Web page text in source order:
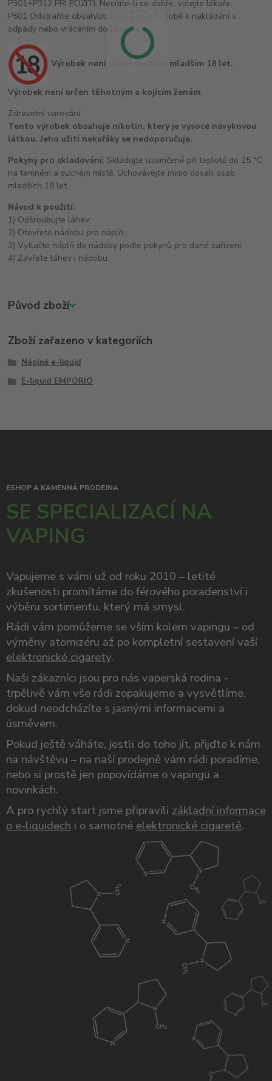
P301+P312 PŘI POŽITÍ: Necítíte-li se dobře, volejte lékaře.
P501 Odstraňte obsah/obal oprávněné osobě k nakládání s
odpady nebo vrácením dodavateli.
Výrobek není určen osobám mladším 18 let.
Výrobek není určen těhotným a kojícím ženám.
Zdravotní varování
Tento výrobek obsahuje nikotin, který je vysoce návykovou
látkou. Jeho užití nekuřáky se nedoporučuje.
Pokyny pro skladování: Skladujte uzamčené při teplotě do 25 °C
na temném a suchém místě. Uchovávejte mimo dosah osob
mladších 18 let.
Návod k použití:
1) Odšroubujte láhev;
2) Otevřete nádobu pro náplň;
3) Vytlačte náplň do nádoby podle pokynů pro dané zařízení;
4) Zavřete láhev i nádobu.
Původ zboží
Zboží zařazeno v kategoriích
Náplně e-liquid
E-liquid EMPORIO
ESHOP A KAMENNÁ PRODEJNA
SE SPECIALIZACÍ NA
VAPING
Vapujeme s vámi už od roku 2010 – letité
zkušenosti promítáme do férového poradenství i
výběru sortimentu, který má smysl.
Rádi vám pomůžeme se vším kolem vapingu – od
výměny atomizéru až po kompletní sestavení vaší
elektronické cigarety.
Naši zákazníci jsou pro nás vaperská rodina -
trpělivě vám vše rádi zopakujeme a vysvětlíme,
dokud neodcházíte s jasnými informacemi a
úsměvem.
Pokud ještě váháte, jestli do toho jít, přijďte k nám
na návštěvu – na naší prodejně vám rádi poradíme,
nebo si prostě jen popovídáme o vapingu a
novinkách.
A pro rychlý start jsme připravili základní informace
o e-liquidech i o samotné elektronické cigaretě.